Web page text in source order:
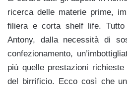
ricerca delle materie prime,
filiera e corta shelf life.
Antony, dalla necessità di
confezionamento,
più quelle prestazioni
del birrificio. Ecco così che